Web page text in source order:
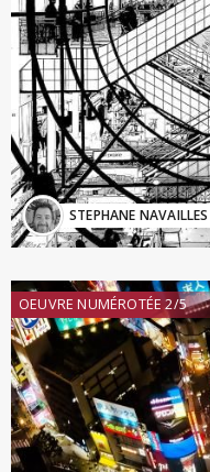
STEPHANE NAVAILLES
OEUVRE NUMÉROTÉE 2/5